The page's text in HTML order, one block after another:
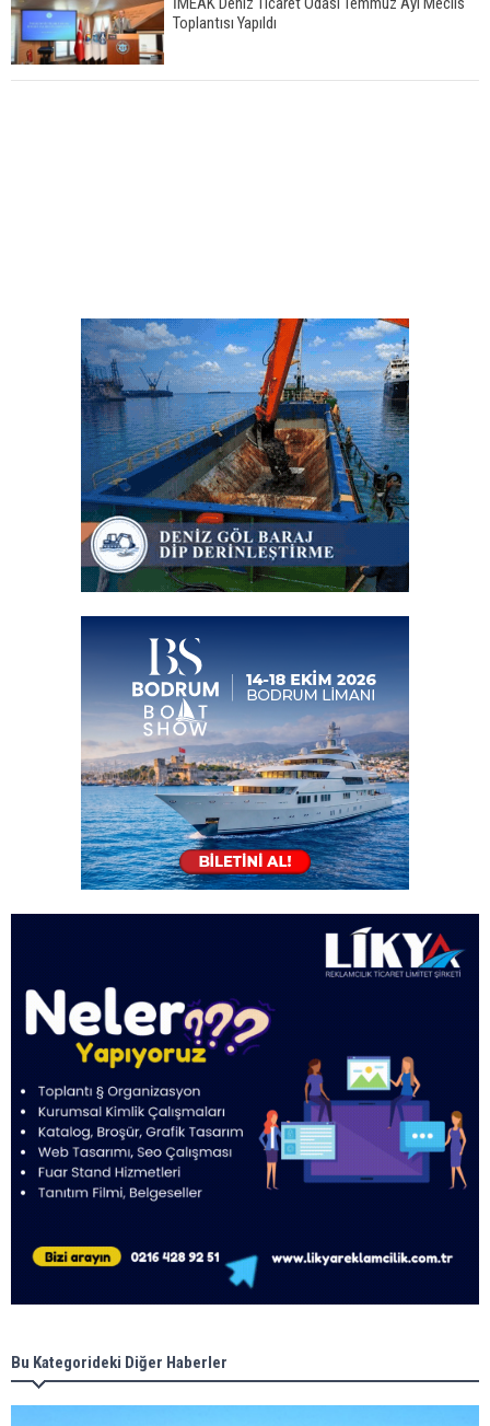
Toplantısı Yapıldı
Bu Kategorideki Diğer Haberler